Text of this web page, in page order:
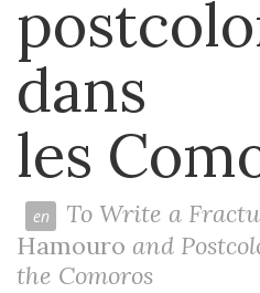
dans
les
To Write a
Hamouro and
the Comoros